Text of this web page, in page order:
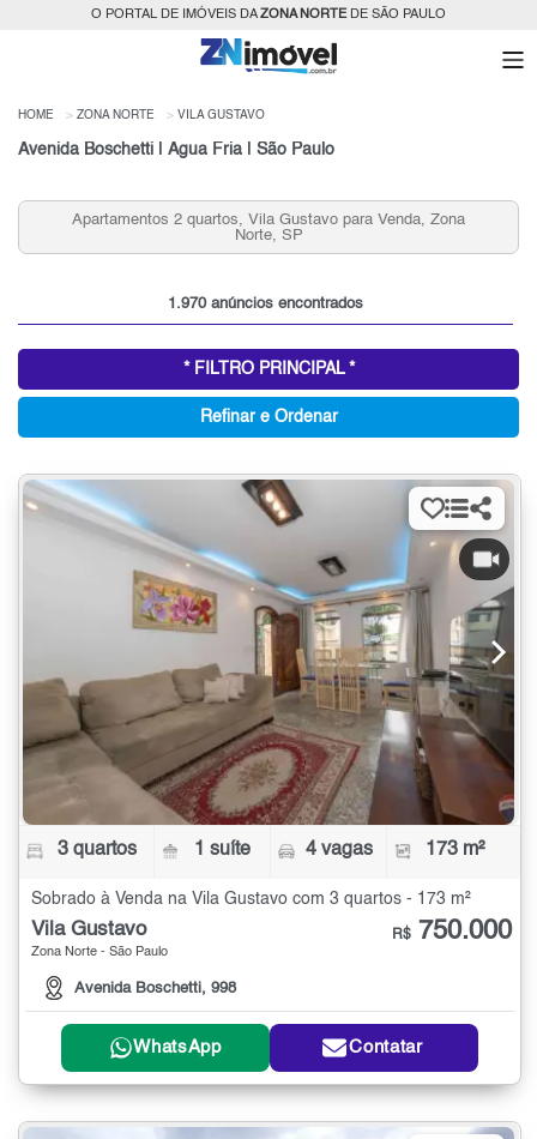
O PORTAL DE IMÓVEIS DAZONA NORTEDE SÃO PAULO
HOME ZONA NORTE VILA GUSTAVO
Avenida Boschetti | Água Fria | São Paulo
Aluguel de Casas 2 quartos, Vila Gustavo, Zona Norte,
SP
1.970 anúncios encontrados
* FILTRO PRINCIPAL *
Refinar e Ordenar
3 quartos 1 suíte 4 vagas 173 m²
Sobrado à Venda na Vila Gustavo com 3 quartos - 173 m²
Vila Gustavo
Zona Norte - São Paulo
Avenida Boschetti, 998
R$ 750.000
WhatsApp Contatar